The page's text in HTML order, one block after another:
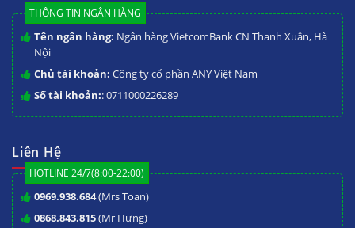
THÔNG TIN NGÂN HÀNG
Tên ngân hàng: Ngân hàng VietcomBank CN Thanh Xuân, Hà
Nội
Chủ tài khoản: Công ty cổ phần ANY Việt Nam
Số tài khoản:: 0711000226289
Liên Hệ
HOTLINE 24/7(8:00-22:00)
0969.938.684(Mrs Toan)
0868.843.815(Mr Hưng)